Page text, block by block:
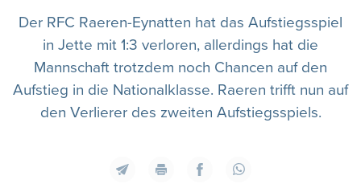
Der RFC Raeren-Eynatten hat das Aufstiegsspiel
in Jette mit 1:3 verloren, allerdings hat die
Mannschaft trotzdem noch Chancen auf den
Aufstieg in die Nationalklasse. Raeren trifft nun auf
den Verlierer des zweiten Aufstiegsspiels.